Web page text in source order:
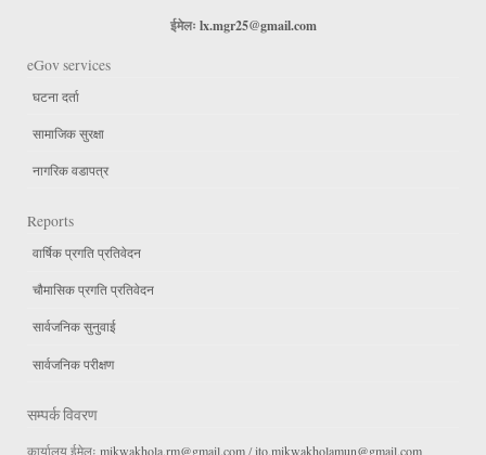
ईमेलः lx.mgr25@gmail.com
eGov services
घटना दर्ता
सामाजिक सुरक्षा
नागरिक वडापत्र
Reports
वार्षिक प्रगति प्रतिवेदन
चौमासिक प्रगति प्रतिवेदन
सार्वजनिक सुनुवाई
सार्वजनिक परीक्षण
सम्पर्क विवरण
कार्यालय ईमेलः mikwakhola.rm@gmail.com/ito.mikwakholamun@gmail.com